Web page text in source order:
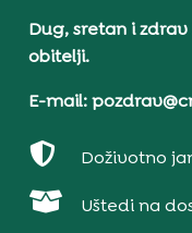
Dug, sretan i
obitelji.
E-mail:
 Doživotno
 Uštedi na